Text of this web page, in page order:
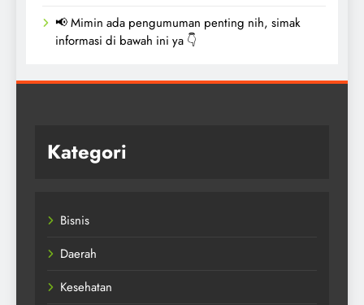
📢 Mimin ada pengumuman penting nih, simak
informasi di bawah ini ya 👇
Kategori
Bisnis
Daerah
Kesehatan